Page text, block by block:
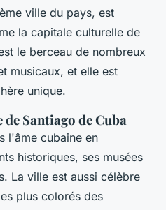
ville du pays, est
la capitale culturelle de
le berceau de nombreux
musicaux, et elle est
unique.
Santiago de Cuba
l'âme cubaine en
historiques, ses musées
La ville est aussi célèbre
plus colorés des